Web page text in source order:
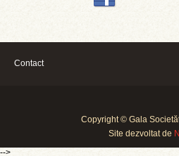
Contact
Copyright © Gala
Site dezvoltat de
-->